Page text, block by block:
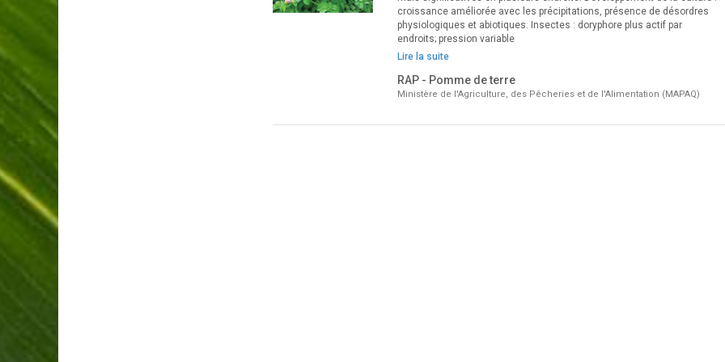
croissance améliorée avec les précipitations, présence de désordres
physiologiques et abiotiques. Insectes : doryphore plus actif par
endroits; pression variable
Lire la suite
RAP - Pomme de terre
Ministère de l'Agriculture, des Pêcheries et de l'Alimentation (MAPAQ)